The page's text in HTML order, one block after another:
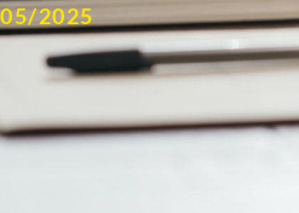
2025